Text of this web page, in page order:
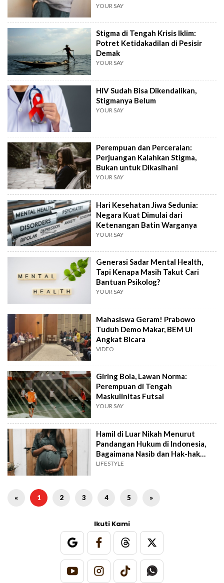
YOUR SAY
Stigma di Tengah Krisis Iklim:
Potret Ketidakadilan di Pesisir
Demak
YOUR SAY
HIV Sudah Bisa Dikendalikan,
Stigmanya Belum
YOUR SAY
Perempuan dan Perceraian:
Perjuangan Kalahkan Stigma,
Bukan untuk Dikasihani
YOUR SAY
Hari Kesehatan Jiwa Sedunia:
Negara Kuat Dimulai dari
Ketenangan Batin Warganya
YOUR SAY
Generasi Sadar Mental Health,
Tapi Kenapa Masih Takut Cari
Bantuan Psikolog?
YOUR SAY
Mahasiswa Geram! Prabowo
Tuduh Demo Makar, BEM UI
Angkat Bicara
VIDEO
Giring Bola, Lawan Norma:
Perempuan di Tengah
Maskulinitas Futsal
YOUR SAY
Hamil di Luar Nikah Menurut
Pandangan Hukum di Indonesia,
Bagaimana Nasib dan Hak-hak
Anak?
LIFESTYLE
« 1 2 3 4 5 »
Ikuti Kami